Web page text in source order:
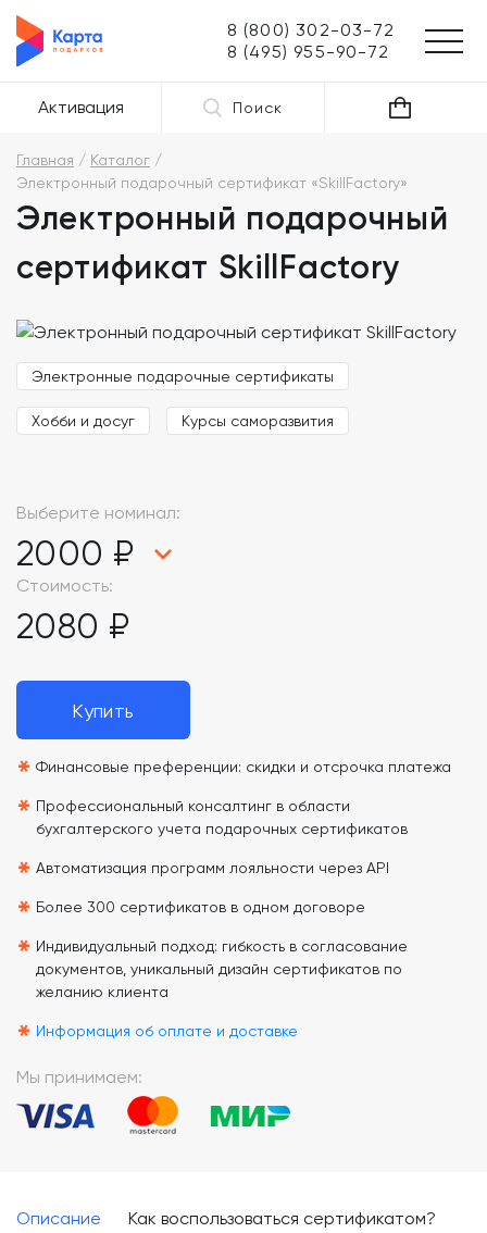
8 (800) 302-03-72
8 (495) 955-90-72
Активация Поиск
Главная
Каталог
Электронный подарочный сертификат «SkillFactory»
Электронный подарочный
сертификат SkillFactory
Электронные подарочные сертификаты
Хобби и досуг Курсы саморазвития
Выберите номинал:
2000 ₽
Стоимость:
2080 ₽
Купить
* Финансовые преференции: скидки и отсрочка платежа
* Профессиональный консалтинг в области
бухгалтерского учета подарочных сертификатов
* Автоматизация программ лояльности через API
* Более 300 сертификатов в одном договоре
* Индивидуальный подход: гибкость в согласование
документов, уникальный дизайн сертификатов по
желанию клиента
* Информация об оплате и доставке
Мы принимаем:
Описание Как воспользоваться сертификатом?